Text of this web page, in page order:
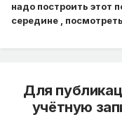
надо построить этот
середине ,
Для
учётную